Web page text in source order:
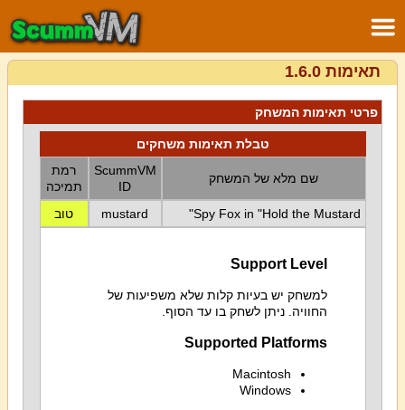
תאימות 1.6.0
פרטי תאימות המשחק
טבלת תאימות משחקים
שם מלא של המשחק
ScummVM
ID
רמת
תמיכה
Spy Fox in "Hold the Mustard"
mustard טוב
Support Level
למשחק יש בעיות קלות שלא משפיעות של
החוויה. ניתן לשחק בו עד הסוף.
Supported Platforms
Macintosh
Windows